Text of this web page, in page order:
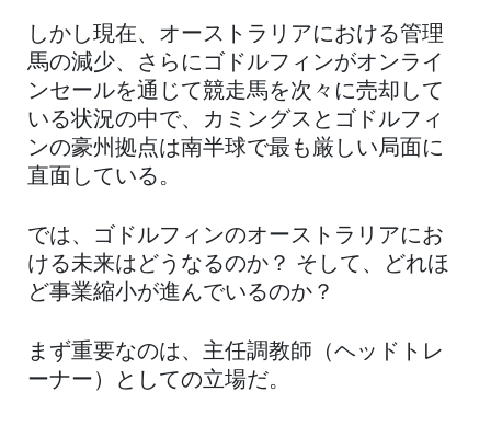
しかし現在、オーストラリアにおける管理
馬の減少、さらにゴドルフィンがオンライ
ンセールを通じて競走馬を次々に売却して
いる状況の中で、カミングスとゴドルフィ
ンの豪州拠点は南半球で最も厳しい局面に
直面している。
では、ゴドルフィンのオーストラリアにお
ける未来はどうなるのか？ そして、どれほ
ど事業縮小が進んでいるのか？
まず重要なのは、主任調教師（ヘッドトレ
ーナー）としての立場だ。